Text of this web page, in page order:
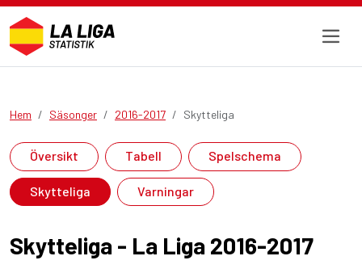
Hem Säsonger 2016-2017 Skytteliga
Översikt Tabell Spelschema
Skytteliga Varningar
Skytteliga - La Liga 2016-2017